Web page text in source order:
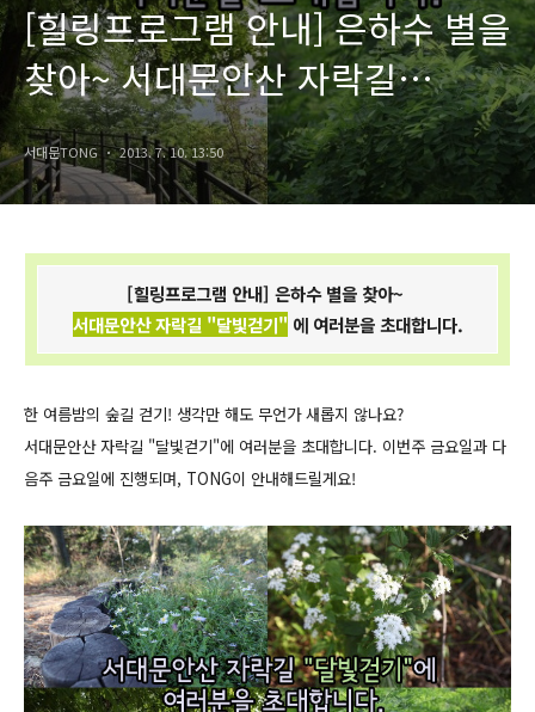
[힐링프로그램 안내] 은하수 별을
찾아~ 서대문안산 자락길
"달빛걷기" 에 여러분을
초대합니다.
서대문TONG 2013. 7. 10. 13:50
[힐링프로그램 안내] 은하수 별을 찾아~
서대문안산자락길 "달빛걷기"에 여러분을 초대합니다.
한 여름밤의 숲길 걷기! 생각만 해도 무언가 새롭지 않나요?
서대문안산 자락길 "달빛걷기"에 여러분을 초대합니다. 이번주 금요일과 다
음주 금요일에 진행되며, TONG이 안내해드릴게요!